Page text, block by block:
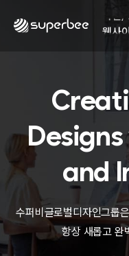
웹사
동영
웹사
사
패키
동영
동영
동영
동영
동영
사
and
수퍼비글로벌디자인그룹
항상 새롭고 완